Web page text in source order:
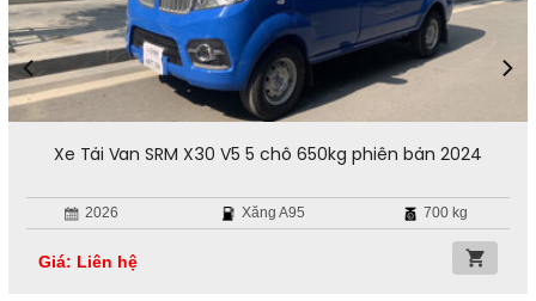
Xe Tải Van SRM X30 V5 5 chỗ 650kg phiên bản 2024
2026 Xăng A95 700 kg
Giá: Liên hệ